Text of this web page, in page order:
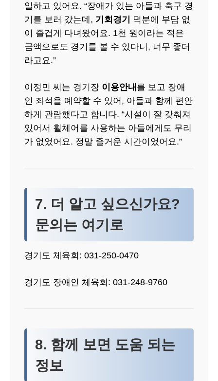
일하고 있어요. “장애가 있는 아들과 축구 경
기를 보러 갔는데, 기회경기
덕분에 부담 없
이 즐겁게 다녀왔어요. 1천 원이라는 적은
금액으로도 경기를 볼 수 있다니, 너무 좋더
라고요.”
이정민 씨는 경기장 이용안내 를 보고 장애
인 좌석을 예약할 수 있어, 아들과 함께 편안
하게 관람했다고 합니다. “시설이 잘 갖춰져
있어서 휠체어를 사용하는 아들에게도 무리
가 없었어요. 정말 즐거운 시간이었어요.”
7. 더 알고 싶으신가요?
문의는 여기로
경기도 체육회: 031-250-0470
경기도 장애인 체육회: 031-248-9760
8. 함께 보면 도움 되는
정보